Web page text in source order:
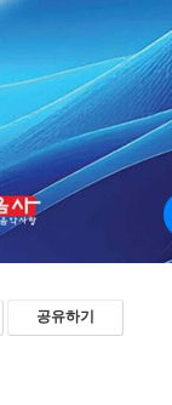
공유하기